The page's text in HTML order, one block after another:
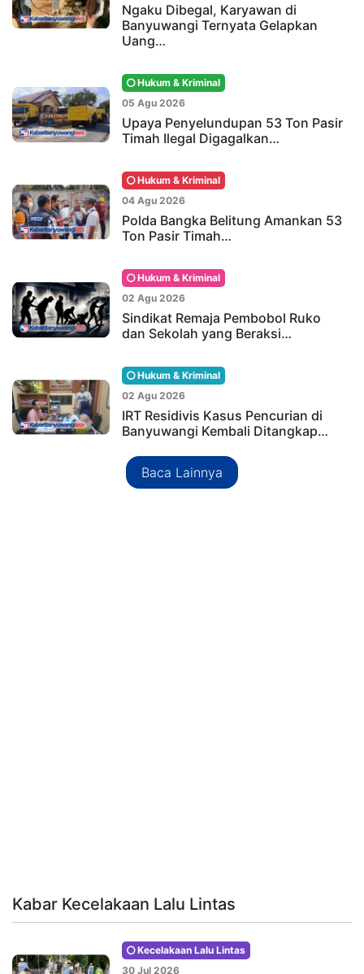
Ngaku Dibegal, Karyawan di
Banyuwangi Ternyata Gelapkan
Uang…
Hukum & Kriminal
05 Agu 2026
Upaya Penyelundupan 53 Ton Pasir
Timah Ilegal Digagalkan…
Hukum & Kriminal
04 Agu 2026
Polda Bangka Belitung Amankan 53
Ton Pasir Timah…
Hukum & Kriminal
02 Agu 2026
Sindikat Remaja Pembobol Ruko
dan Sekolah yang Beraksi…
Hukum & Kriminal
02 Agu 2026
IRT Residivis Kasus Pencurian di
Banyuwangi Kembali Ditangkap…
Baca Lainnya
Kabar Kecelakaan Lalu Lintas
Kecelakaan Lalu Lintas
30 Jul 2026